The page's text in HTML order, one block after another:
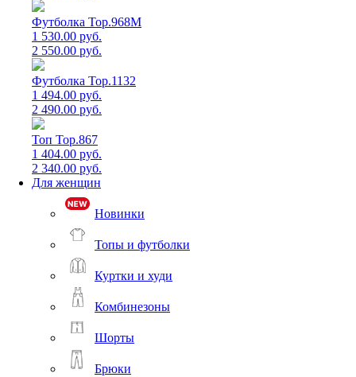
Футболка Top.968M
1 530.00 руб.
2 550.00 руб.
Футболка Top.1132
1 494.00 руб.
2 490.00 руб.
Топ Top.867
1 404.00 руб.
2 340.00 руб.
Для женщин
Новинки
Топы и футболки
Куртки и худи
Комбинезоны
Шорты
Брюки